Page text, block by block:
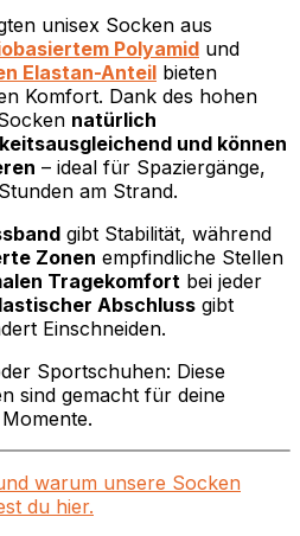
unisex Socken aus
Polyamid und
Elastan-Anteil bieten
Komfort. Dank des hohen
natürlich
und können
– ideal für Spaziergänge,
am Strand.
gibt Stabilität, während
Zonen empfindliche Stellen
Tragekomfort bei jeder
Abschluss gibt
Einschneiden.
Sportschuhen: Diese
sind gemacht für deine
warum unsere Socken
du hier.